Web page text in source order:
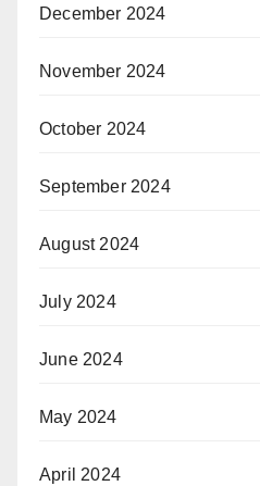
December 2024
November 2024
October 2024
September 2024
August 2024
July 2024
June 2024
May 2024
April 2024